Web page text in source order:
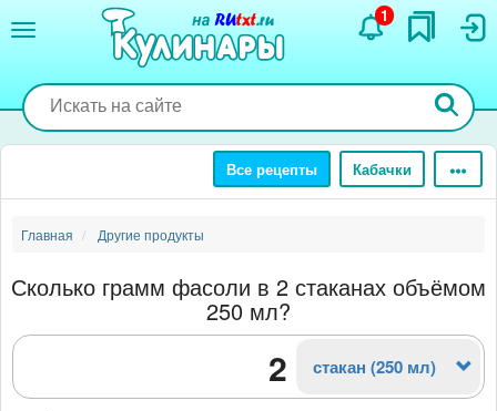
содержанию
1
Все рецепты Кабачки
Главная Другие продукты
Сколько грамм фасоли в 2 стаканах объёмом
250 мл?
стакан (250 мл)